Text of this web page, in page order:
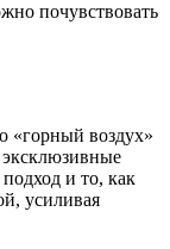
почувствовать
«горный воздух»
и то, как
усиливая